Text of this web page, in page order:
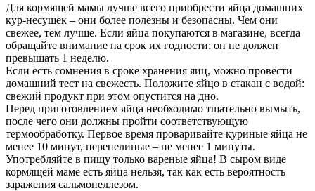
Для кормящей мамы лучше всего приобрести яйца домашних
кур-несушек – они более полезны и безопасны. Чем они
свежее, тем лучше. Если яйца покупаются в магазине, всегда
обращайте внимание на срок их годности: он не должен
превышать 1 неделю.
Если есть сомнения в сроке хранения яиц, можно провести
домашний тест на свежесть. Положите яйцо в стакан с водой:
свежий продукт при этом опустится на дно.
Перед приготовлением яйца необходимо тщательно вымыть,
после чего они должны пройти соответствующую
термообработку. Первое время проваривайте куриные яйца не
менее 10 минут, перепелиные – не менее 1 минуты.
Употребляйте в пищу только вареные яйца! В сыром виде
кормящей маме есть яйца нельзя, так как есть вероятность
заражения сальмонеллезом.